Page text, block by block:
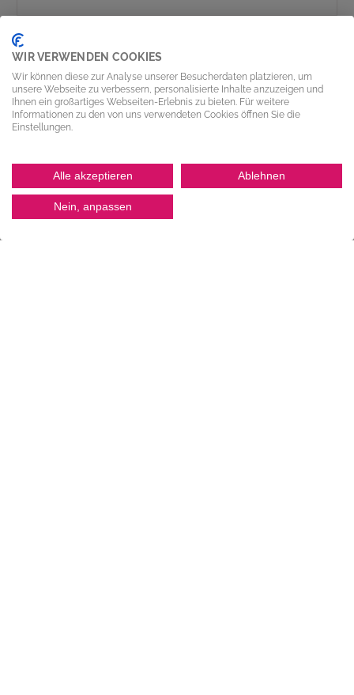
SONDERLÖSUNGEN
TECHNISCHE DOKUMENTATION
WIR VERWENDEN COOKIES
Wir können diese zur Analyse unserer Besucherdaten platzieren, um
unsere Webseite zu verbessern, personalisierte Inhalte anzuzeigen und
Ihnen ein großartiges Webseiten-Erlebnis zu bieten. Für weitere
Informationen zu den von uns verwendeten Cookies öffnen Sie die
Einstellungen.
Alle akzeptieren Ablehnen
Nein, anpassen